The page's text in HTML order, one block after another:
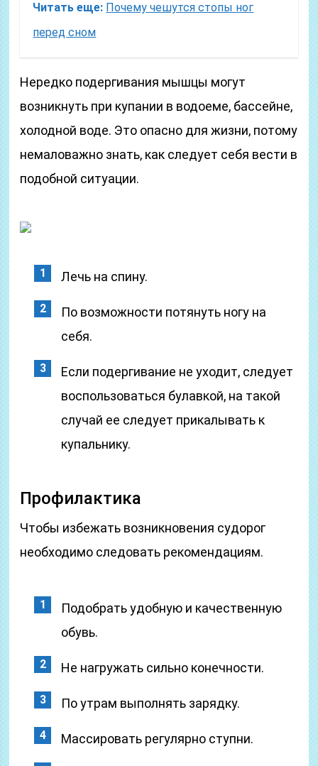
Читать еще: Почему чешутся стопы ног
перед сном
Нередко подергивания мышцы могут
возникнуть при купании в водоеме, бассейне,
холодной воде. Это опасно для жизни, потому
немаловажно знать, как следует себя вести в
подобной ситуации.
Лечь на спину.
По возможности потянуть ногу на
себя.
Если подергивание не уходит, следует
воспользоваться булавкой, на такой
случай ее следует прикалывать к
купальнику.
Профилактика
Чтобы избежать возникновения судорог
необходимо следовать рекомендациям.
Подобрать удобную и качественную
обувь.
Не нагружать сильно конечности.
По утрам выполнять зарядку.
Массировать регулярно ступни.